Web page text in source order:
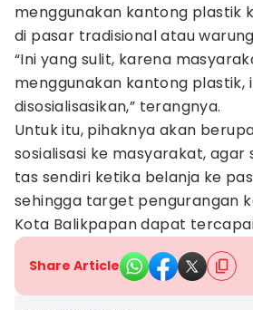
menggunakan kantong plastik
di pasar tradisional atau
“Ini yang sulit, karena
menggunakan kantong plastik,
disosialisasikan,” terangnya.
Untuk itu, pihaknya akan
sosialisasi ke masyarakat, agar
tas sendiri ketika belanja ke
sehingga target pengurangan
Kota Balikpapan dapat
Share Article